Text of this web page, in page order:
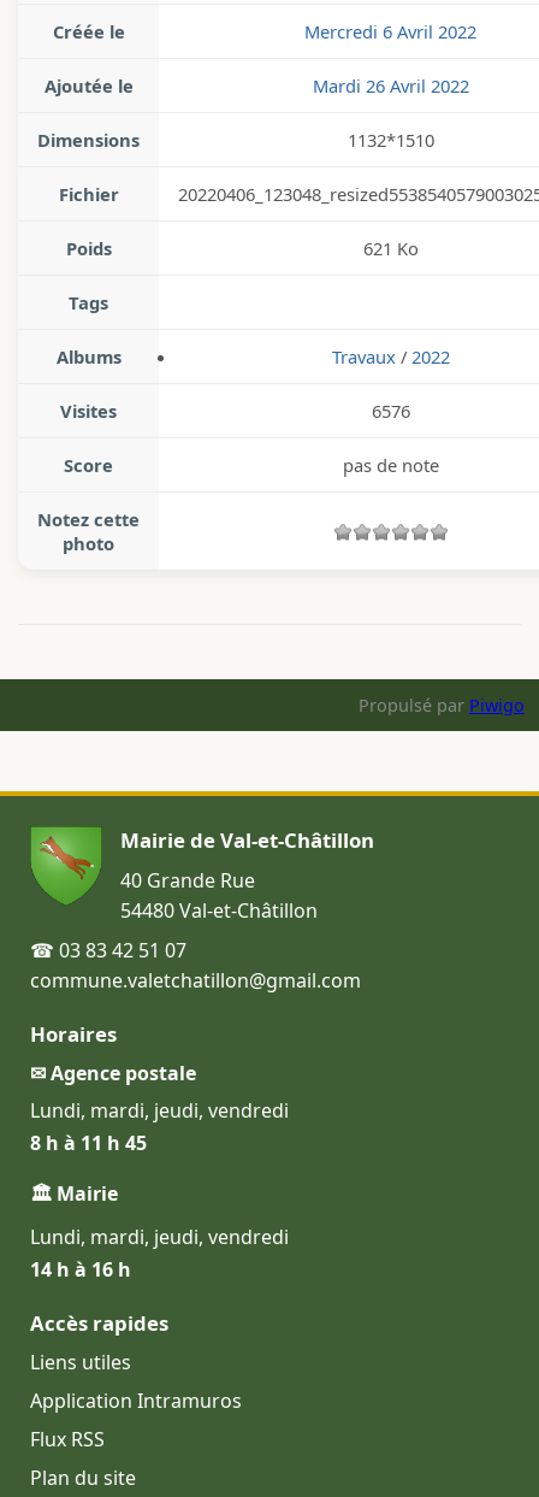
Créée le Mercredi 6 Avril 2022
Ajoutée le Mardi 26 Avril 2022
Dimensions 1132*1510
Fichier
Poids 621 Ko
Tags
Albums Travaux/ 2022
Visites 6576
Score pas de note
Notez cette
photo
Propulsé par Piwigo
Mairie de Val-et-Châtillon
40 Grande Rue
54480 Val-et-Châtillon
☎ 03 83 42 51 07
commune.valetchatillon@gmail.com
Horaires
✉ Agence postale
Lundi, mardi, jeudi, vendredi
8 h à 11 h 45
🏛 Mairie
Lundi, mardi, jeudi, vendredi
14 h à 16 h
Accès rapides
Liens utiles
Application Intramuros
Flux RSS
Plan du site